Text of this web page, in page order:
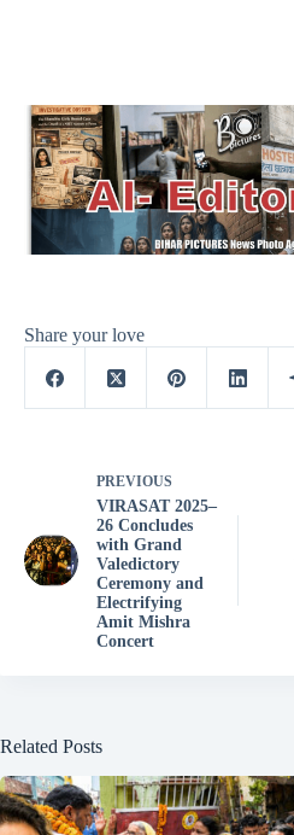
Share your love
PREVIOUS
VIRASAT 2025–
26 Concludes
with Grand
Valedictory
Ceremony and
Electrifying
Amit Mishra
Concert
Related Posts